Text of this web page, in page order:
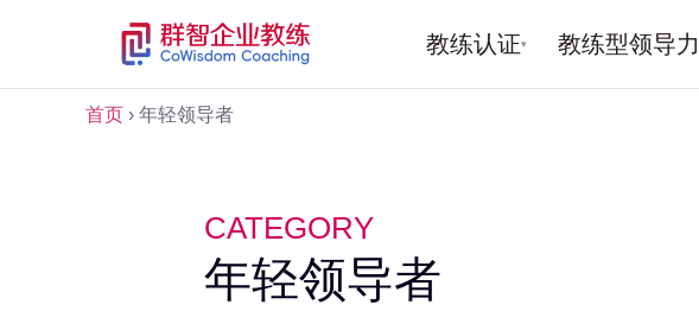
教练认证▾ 教练型领导力
首页 › 年轻领导者
CATEGORY
年轻领导者